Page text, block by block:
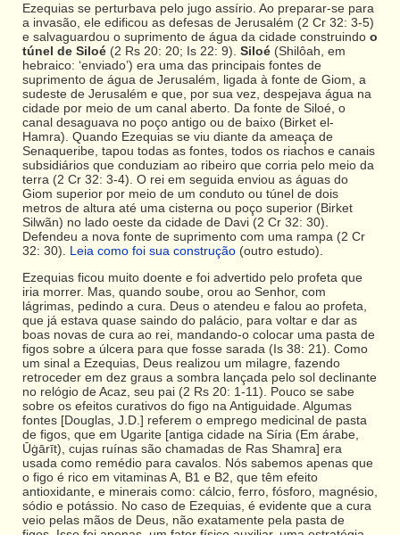
Ezequias se perturbava pelo jugo assírio. Ao preparar-se para
a invasão, ele edificou as defesas de Jerusalém (2 Cr 32: 3-5)
e salvaguardou o suprimento de água da cidade construindo o
túnel de Siloé (2 Rs 20: 20; Is 22: 9). Siloé (Shilôah, em
hebraico: ‘enviado’) era uma das principais fontes de
suprimento de água de Jerusalém, ligada à fonte de Giom, a
sudeste de Jerusalém e que, por sua vez, despejava água na
cidade por meio de um canal aberto. Da fonte de Siloé, o
canal desaguava no poço antigo ou de baixo (Birket el-
Hamra). Quando Ezequias se viu diante da ameaça de
Senaqueribe, tapou todas as fontes, todos os riachos e canais
subsidiários que conduziam ao ribeiro que corria pelo meio da
terra (2 Cr 32: 3-4). O rei em seguida enviou as águas do
Giom superior por meio de um conduto ou túnel de dois
metros de altura até uma cisterna ou poço superior (Birket
Silwãn) no lado oeste da cidade de Davi (2 Cr 32: 30).
Defendeu a nova fonte de suprimento com uma rampa (2 Cr
32: 30). Leia como foi sua construção (outro estudo).
Ezequias ficou muito doente e foi advertido pelo profeta que
iria morrer. Mas, quando soube, orou ao Senhor, com
lágrimas, pedindo a cura. Deus o atendeu e falou ao profeta,
que já estava quase saindo do palácio, para voltar e dar as
boas novas de cura ao rei, mandando-o colocar uma pasta de
figos sobre a úlcera para que fosse sarada (Is 38: 21). Como
um sinal a Ezequias, Deus realizou um milagre, fazendo
retroceder em dez graus a sombra lançada pelo sol declinante
no relógio de Acaz, seu pai (2 Rs 20: 1-11). Pouco se sabe
sobre os efeitos curativos do figo na Antiguidade. Algumas
fontes [Douglas, J.D.] referem o emprego medicinal de pasta
de figos, que em Ugarite [antiga cidade na Síria (Em árabe,
Ūġārīt), cujas ruínas são chamadas de Ras Shamra] era
usada como remédio para cavalos. Nós sabemos apenas que
o figo é rico em vitaminas A, B1 e B2, que têm efeito
antioxidante, e minerais como: cálcio, ferro, fósforo, magnésio,
sódio e potássio. No caso de Ezequias, é evidente que a cura
veio pelas mãos de Deus, não exatamente pela pasta de